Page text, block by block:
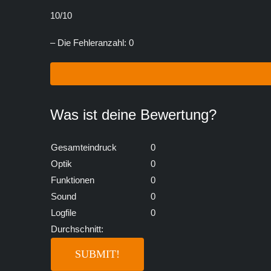
10/10
– Die Fehleranzahl: 0
Was ist deine Bewertung?
Gesamteindruck
0
Optik
0
Funktionen
0
Sound
0
Logfile
0
Durchschnitt: